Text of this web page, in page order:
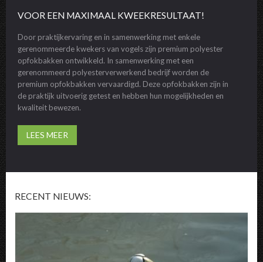
VOOR EEN MAXIMAAL KWEEKRESULTAAT!
Door praktijkervaring en in samenwerking met enkele
gerenommeerde kwekers van vogels zijn premium polyester
opfokbakken ontwikkeld. In samenwerking met een
gerenommeerd polyesterverwerkend bedrijf worden de
premium opfokbakken vervaardigd. Deze opfokbakken zijn in
de praktijk uitvoerig getest en hebben hun mogelijkheden en
kwaliteit bewezen.
LEES MEER
RECENT NIEUWS: